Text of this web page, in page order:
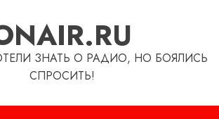
ЗНАТЬ О РАДИО, НО БОЯЛИСЬ
СПРОСИТЬ!